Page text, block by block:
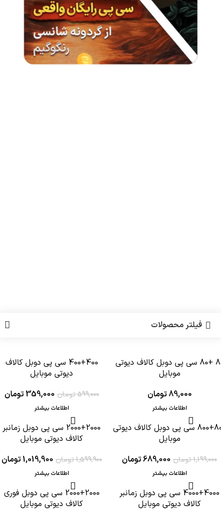
فیلتر محصولات
موجودی 80 +80 سی پی دوبل کالاف دیوتی
موبایل
89,000تومان
اطلاعات بیشتر
-40%
400+400 سی پی دوبل کالاف
دیوتی موبایل
599,000تومان 359,000تومان
اطلاعات بیشتر
-43%
800+800 سی پی دوبل کالاف دیوتی
موبایل
1,199,000تومان 689,000تومان
اطلاعات بیشتر
-36%
اتمام موجودی
2000+2000 سی پی دوبل زمانبر
کالاف دیوتی موبایل
1,599,900تومان 1,019,900تومان
اطلاعات بیشتر
-40%
موجودی
4000+4000 سی پی دوبل زمانبر
کالاف دیوتی موبایل
-52%
اتمام موجودی
2000+2000 سی پی دوبل فوری
کالاف دیوتی موبایل